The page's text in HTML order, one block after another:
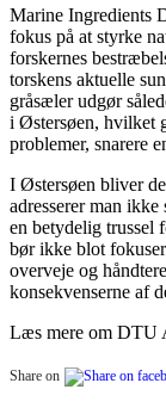
Marine Ingredients
fokus på at styrke
forskernes
torskens aktuelle
gråsæler udgør
i Østersøen, hvilket
problemer, snarere
I Østersøen bliver
adresserer man
en betydelig trussel
bør ikke blot
overveje og
konsekvenserne af
Læs mere om DTU
Share on